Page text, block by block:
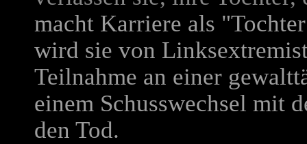
macht Karriere als
wird sie von
Teilnahme an einer
einem Schusswechsel mit
den Tod.